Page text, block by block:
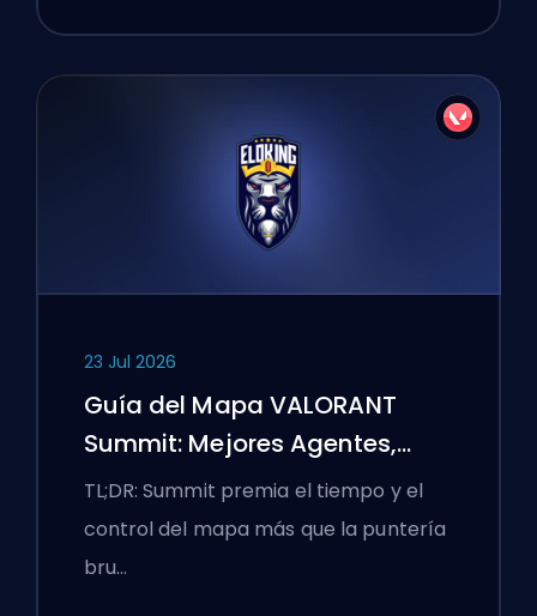
23 Jul 2026
Guía del Mapa VALORANT
Summit: Mejores Agentes,
Llamadas y Humos
TL;DR: Summit premia el tiempo y el
control del mapa más que la puntería
bru…